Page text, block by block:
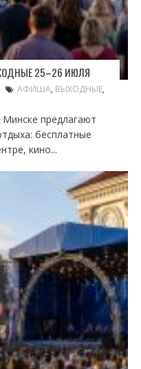
25–26 ИЮЛЯ
АФИША, ВЫХОДНЫЕ,
предлагают
бесплатные
кино...